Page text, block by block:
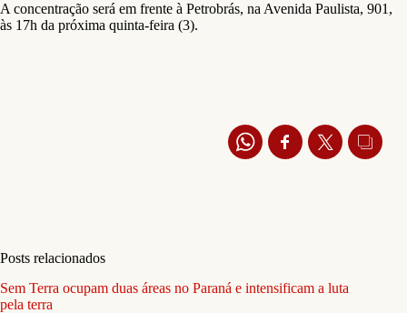
A concentração será em frente à Petrobrás, na Avenida Paulista, 901,
às 17h da próxima quinta-feira (3).
Posts relacionados
Sem Terra ocupam duas áreas no Paraná e intensificam a luta
pela terra